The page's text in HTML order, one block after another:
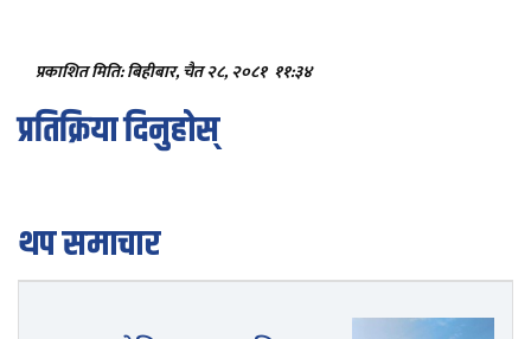
प्रकाशित मिति: बिहीबार, चैत २८, २०८१ ११:३४
प्रतिक्रिया दिनुहोस्
थप समाचार